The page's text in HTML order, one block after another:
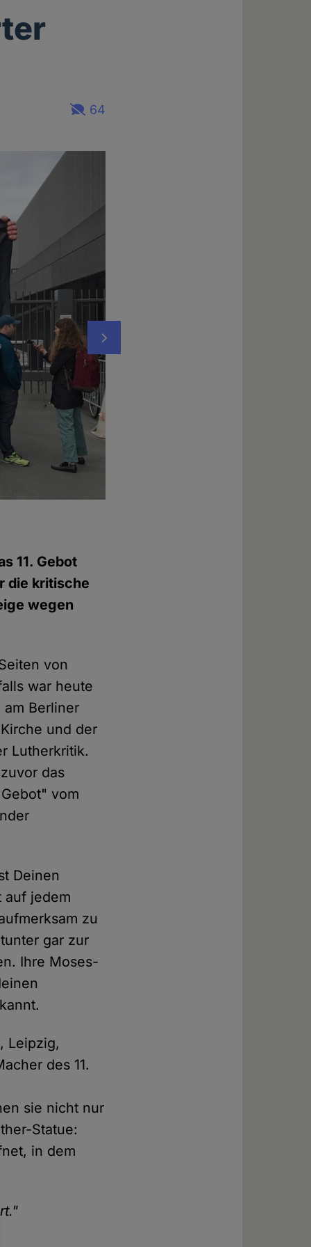
64
11. Gebot
die kritische
wegen
von
war heute
Berliner
und der
Lutherkritik.
das
vom
Deinen
auf jedem
zu
gar zur
Ihre Moses-
Leipzig,
des 11.
sie nicht nur
Statue:
in dem